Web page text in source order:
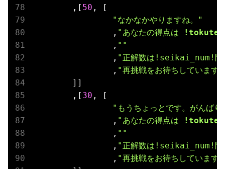
	,[
50 , [
" なかなかやりますね。
"
		,
" あなたの得点は
		,
""
		,
"正解数は!seikai_num!
		,
"再挑戦をお待ちしています
	,[
30 , [
" もうちょっとです。がんばり
		,
" あなたの得点は
		,
""
		,
"正解数は!seikai_num!
		,
"再挑戦をお待ちしています